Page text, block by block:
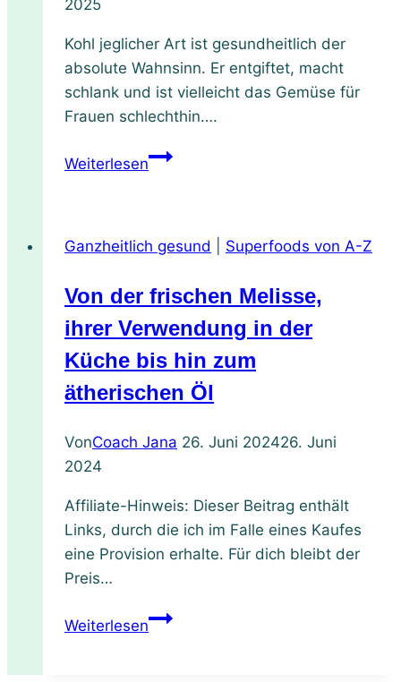
2025
Kohl jeglicher Art ist gesundheitlich der
absolute Wahnsinn. Er entgiftet, macht
schlank und ist vielleicht das Gemüse für
Frauen schlechthin….
Weiterlesen2
veganer
und
Kohlsuppe
Ganzheitlich gesund Superfoods von A-Z
Von der frischen Melisse,
ihrer Verwendung in der
Küche bis hin zum
ätherischen Öl
VonCoach Jana 26. Juni 202426. Juni
2024
Affiliate-Hinweis: Dieser Beitrag enthält
Links, durch die ich im Falle eines Kaufes
eine Provision erhalte. Für dich bleibt der
Preis…
WeiterlesenVon